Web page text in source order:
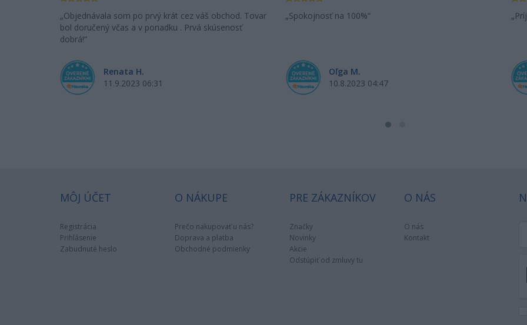
Objednávala som po prvý krát cez váš obchod. Tovar
bol doručený včas a v poriadku . Prvá skúsenosť
dobrá!
Renata H.
11.9.2023 06:31
Spokojnosť na 100%
Oľga M.
10.8.2023 04:47
MÔJ ÚČET
Registrácia
Prihlásenie
Zabudnuté heslo
O NÁKUPE
Prečo nakupovať u nás?
Doprava a platba
Obchodné podmienky
PRE ZÁKAZNÍKOV
Značky
Novinky
Akcie
Odstúpiť od zmluvy tu
O NÁS
O nás
Kontakt